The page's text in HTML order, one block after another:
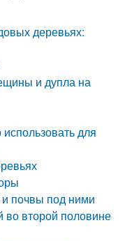
деревьях:
и дупла на
для
почвы под ними
во второй половине